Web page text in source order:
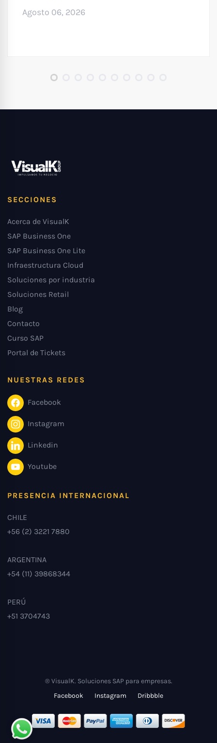
Agosto 06, 2026
SECCIONES
Acerca de VisualK
SAP Business One
SAP Business One Lite
Infraestructura Cloud
Soluciones por industria
Soluciones Retail
Blog
Contacto
Curso SAP
Portal de Tickets
NUESTRAS REDES
Facebook
Instagram
Linkedin
Youtube
PRESENCIA INTERNACIONAL
CHILE
+56 (2) 3221 7880
ARGENTINA
+54 (11) 39868344
PERÚ
+51 3704743
® VisualK. Soluciones SAP para empresas.
Facebook
Instagram Dribbble